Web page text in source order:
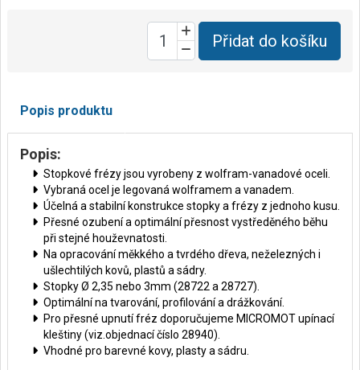
Přidat do košíku
Popis produktu
Popis:
Stopkové frézy jsou vyrobeny z wolfram-vanadové oceli.
Vybraná ocel je legovaná wolframem a vanadem.
Účelná a stabilní konstrukce stopky a frézy z jednoho kusu.
Přesné ozubení a optimální přesnost vystředěného běhu
při stejné houževnatosti.
Na opracování měkkého a tvrdého dřeva, neželezných i
ušlechtilých kovů, plastů a sádry.
Stopky Ø 2,35 nebo 3mm (28722 a 28727).
Optimální na tvarování, profilování a drážkování.
Pro přesné upnutí fréz doporučujeme MICROMOT upínací
kleštiny (viz.objednací číslo 28940).
Vhodné pro barevné kovy, plasty a sádru.